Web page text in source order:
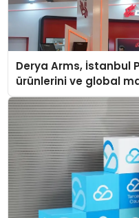
Derya Arms, İstanbul
ürünlerini ve global